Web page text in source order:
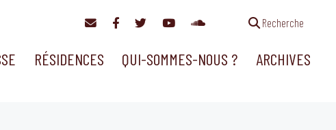
Recherche
RÉSIDENCES QUI-SOMMES-NOUS ? ARCHIVES